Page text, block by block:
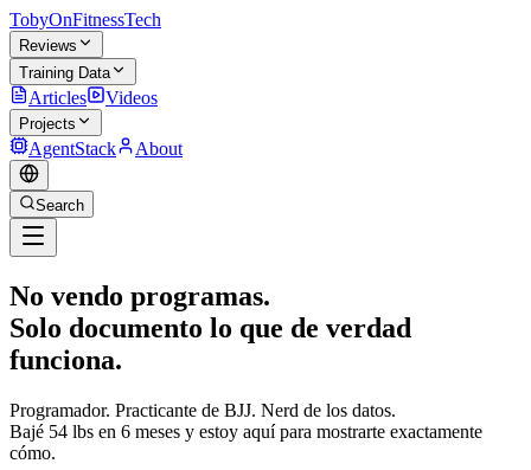
TobyOnFitnessTech
Reviews
Training Data
Articles Videos
Projects
AgentStack About
Search
No vendo programas.
Solo documento lo que de verdad
funciona.
Programador. Practicante de BJJ. Nerd de los datos.
Bajé 54 lbs en 6 meses y estoy aquí para mostrarte exactamente
cómo.